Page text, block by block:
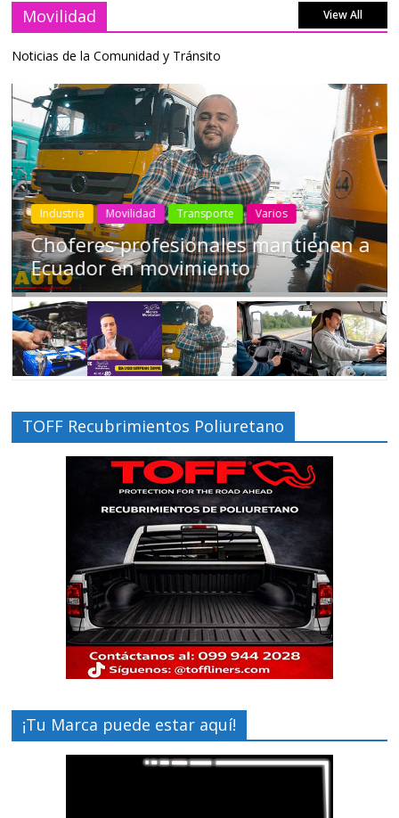
Movilidad View All
Noticias de la Comunidad y Tránsito
Industria Movilidad Transporte Varios
Choferes profesionales mantienen a
Ecuador en movimiento
TOFF Recubrimientos Poliuretano
¡Tu Marca puede estar aquí!